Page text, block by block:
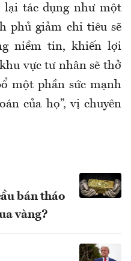
lại tác dụng như một
phủ giảm chi tiêu sẽ
niềm tin, khiến lợi
vực tư nhân sẽ thở
một phần sức mạnh
của họ”, vị chuyên
bán tháo
vàng?